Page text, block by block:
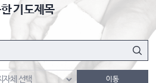
기도제목
이동